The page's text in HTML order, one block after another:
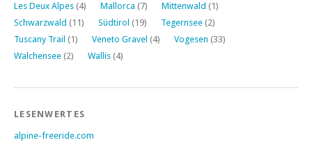
Les Deux Alpes (4) Mallorca (7) Mittenwald (1)
Schwarzwald (11) Südtirol (19) Tegernsee (2)
Tuscany Trail (1) Veneto Gravel (4) Vogesen (33)
Walchensee (2) Wallis (4)
LESENWERTES
alpine-freeride.com